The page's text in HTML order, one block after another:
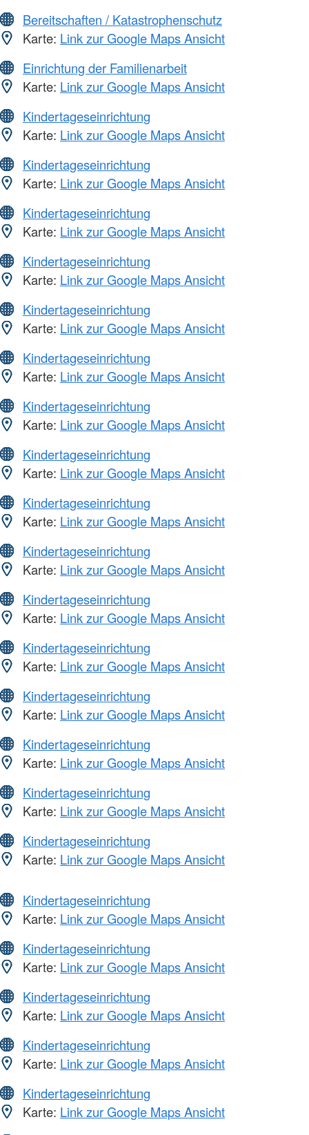
Bereitschaften / Katastrophenschutz
Karte: Link zur Google Maps Ansicht
Einrichtung der Familienarbeit
Karte: Link zur Google Maps Ansicht
Kindertageseinrichtung
Karte: Link zur Google Maps Ansicht
Kindertageseinrichtung
Karte: Link zur Google Maps Ansicht
Kindertageseinrichtung
Karte: Link zur Google Maps Ansicht
Kindertageseinrichtung
Karte: Link zur Google Maps Ansicht
Kindertageseinrichtung
Karte: Link zur Google Maps Ansicht
Kindertageseinrichtung
Karte: Link zur Google Maps Ansicht
Kindertageseinrichtung
Karte: Link zur Google Maps Ansicht
Kindertageseinrichtung
Karte: Link zur Google Maps Ansicht
Kindertageseinrichtung
Karte: Link zur Google Maps Ansicht
Kindertageseinrichtung
Karte: Link zur Google Maps Ansicht
Kindertageseinrichtung
Karte: Link zur Google Maps Ansicht
Kindertageseinrichtung
Karte: Link zur Google Maps Ansicht
Kindertageseinrichtung
Karte: Link zur Google Maps Ansicht
Kindertageseinrichtung
Karte: Link zur Google Maps Ansicht
Kindertageseinrichtung
Karte: Link zur Google Maps Ansicht
Kindertageseinrichtung
Karte: Link zur Google Maps Ansicht
Kindertageseinrichtung
Karte: Link zur Google Maps Ansicht
Kindertageseinrichtung
Karte: Link zur Google Maps Ansicht
Kindertageseinrichtung
Karte: Link zur Google Maps Ansicht
Kindertageseinrichtung
Karte: Link zur Google Maps Ansicht
Kindertageseinrichtung
Karte: Link zur Google Maps Ansicht